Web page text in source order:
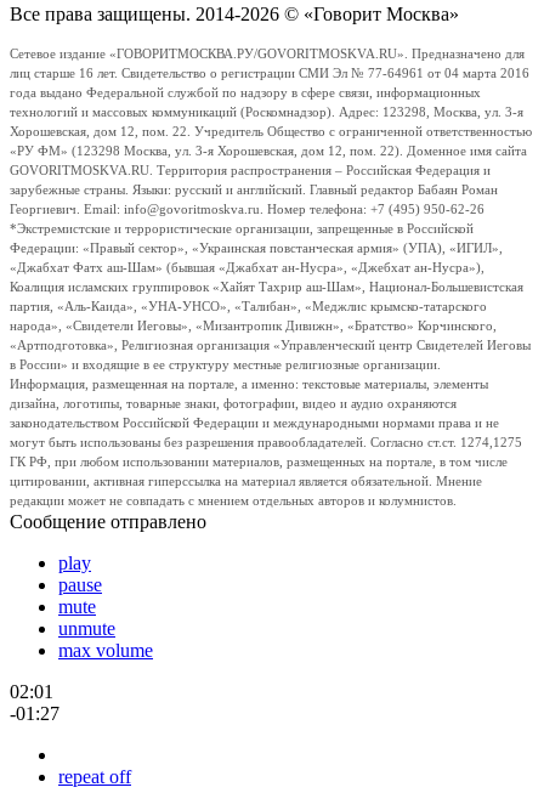
Все права защищены. 2014-2026 © «Говорит Москва»
Сетевое издание «ГОВОРИТМОСКВА.РУ/GOVORITMOSKVA.RU». Предназначено для
лиц старше 16 лет. Свидетельство о регистрации СМИ Эл № 77-64961 от 04 марта 2016
года выдано Федеральной службой по надзору в сфере связи, информационных
технологий и массовых коммуникаций (Роскомнадзор). Адрес: 123298, Москва, ул. 3-я
Хорошевская, дом 12, пом. 22. Учредитель Общество с ограниченной ответственностью
«РУ ФМ» (123298 Москва, ул. 3-я Хорошевская, дом 12, пом. 22). Доменное имя сайта
GOVORITMOSKVA.RU. Территория распространения – Российская Федерация и
зарубежные страны. Языки: русский и английский. Главный редактор Бабаян Роман
Георгиевич. Email: info@govoritmoskva.ru. Номер телефона: +7 (495) 950-62-26
*Экстремистские и террористические организации, запрещенные в Российской
Федерации: «Правый сектор», «Украинская повстанческая армия» (УПА), «ИГИЛ»,
«Джабхат Фатх аш-Шам» (бывшая «Джабхат ан-Нусра», «Джебхат ан-Нусра»),
Коалиция исламских группировок «Хайят Тахрир аш-Шам», Национал-Большевистская
партия, «Аль-Каида», «УНА-УНСО», «Талибан», «Меджлис крымско-татарского
народа», «Свидетели Иеговы», «Мизантропик Дивижн», «Братство» Корчинского,
«Артподготовка», Религиозная организация «Управленческий центр Свидетелей Иеговы
в России» и входящие в ее структуру местные религиозные организации.
Информация, размещенная на портале, а именно: текстовые материалы, элементы
дизайна, логотипы, товарные знаки, фотографии, видео и аудио охраняются
законодательством Российской Федерации и международными нормами права и не
могут быть использованы без разрешения правообладателей. Согласно ст.ст. 1274,1275
ГК РФ, при любом использовании материалов, размещенных на портале, в том числе
цитировании, активная гиперссылка на материал является обязательной. Мнение
редакции может не совпадать с мнением отдельных авторов и колумнистов.
Сообщение отправлено
play
pause
mute
unmute
max volume
02:01
-01:27
repeat off